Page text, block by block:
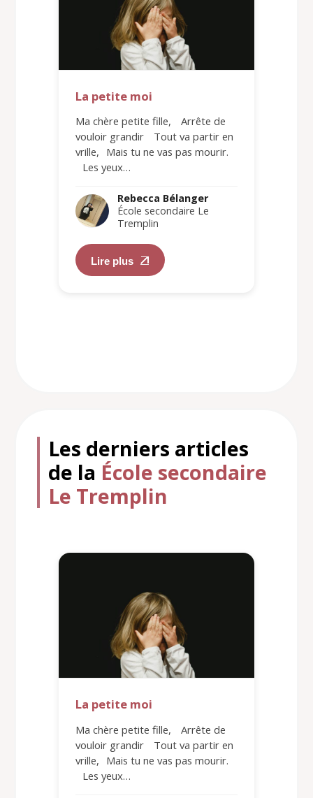
La petite moi
Ma chère petite fille, Arrête de
vouloir grandir Tout va partir en
vrille, Mais tu ne vas pas mourir.
Les yeux…
Rebecca Bélanger
École secondaire Le
Tremplin
Lire plus
Les derniers articles
de la École secondaire
Le Tremplin
La petite moi
Ma chère petite fille, Arrête de
vouloir grandir Tout va partir en
vrille, Mais tu ne vas pas mourir.
Les yeux…